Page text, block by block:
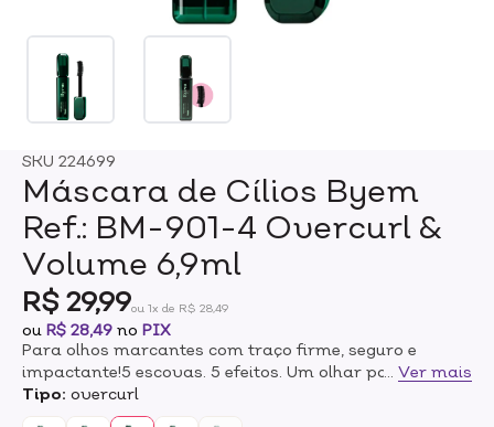
SKU 224699
Máscara de Cílios Byem
Ref.: BM-901-4 Overcurl &
Volume 6,9ml
R$ 29,99ou 1x de R$ 28,49
ou R$ 28,49 no PIX
Para olhos marcantes com traço firme, seguro e
impactante!5 escovas. 5 efeitos. Um olhar para cada
desejo. Cinco versões, Cinco resultados: da curvatura
dramática ao volume extremo. As Máscaras de Cílios
Ver mais
Tipo: overcurl